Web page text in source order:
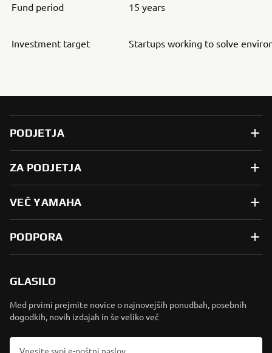
Fund period 15 years
Investment target Startups working to solve
PODJETJA
ZA PODJETJA
VEČ YAMAHA
PODPORA
GLASILO
Med prvimi prejmite novice o najnovejših ponudbah, posebnih
dogodkih, novih izdajah in še veliko več